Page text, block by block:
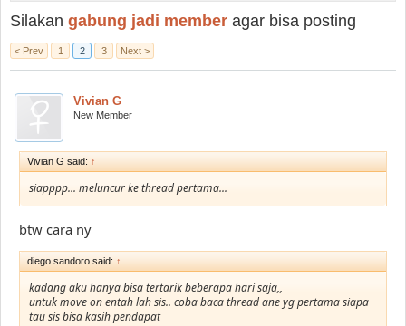
Silakan gabung jadi member agar bisa posting
< Prev 1 2 3 Next >
Vivian G
New Member
Vivian G said: ↑
siapppp... meluncur ke thread pertama...
btw cara ny
diego sandoro said: ↑
kadang aku hanya bisa tertarik beberapa hari saja,,
untuk move on entah lah sis.. coba baca thread ane yg pertama siapa
tau sis bisa kasih pendapat